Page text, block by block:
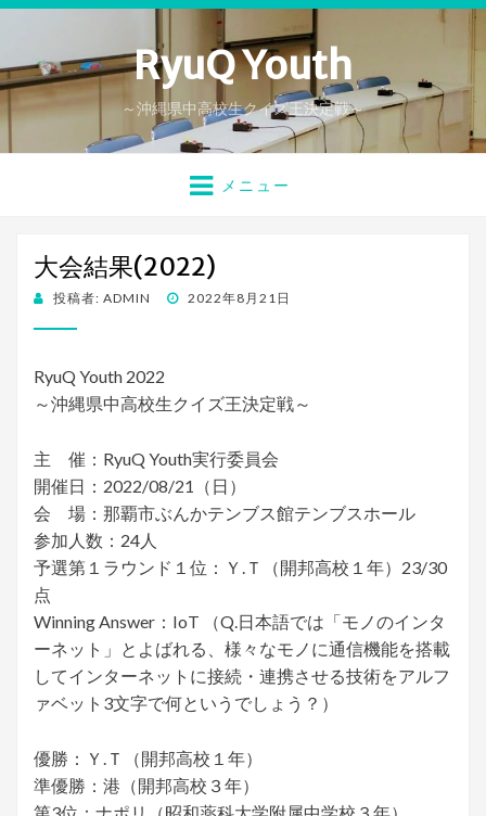
RyuQ Youth
～沖縄県中高校生クイズ王決定戦～
メニュー
大会結果(2022)
投稿者: ADMIN
投 2022年8月21日
RyuQ Youth 2022
～沖縄県中高校生クイズ王決定戦～
主 催：RyuQ Youth実行委員会
開催日：2022/08/21（日）
会 場：那覇市ぶんかテンブス館テンブスホール
参加人数：24人
予選第１ラウンド１位：Ｙ.Ｔ（開邦高校１年）23/30
点
Winning Answer：IoT （Q.日本語では「モノのインタ
ーネット」とよばれる、様々なモノに通信機能を搭載
してインターネットに接続・連携させる技術をアルフ
ァベット3文字で何というでしょう？）
優勝：Ｙ.Ｔ（開邦高校１年）
準優勝：港（開邦高校３年）